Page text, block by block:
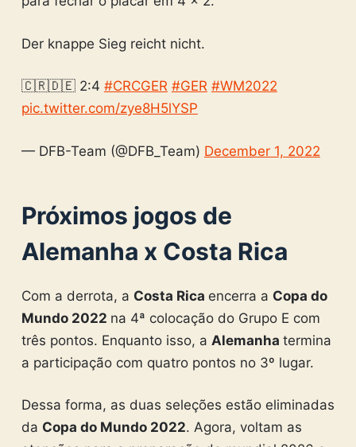
Der knappe Sieg reicht nicht.
🇨🇷🇩🇪 2:4 #CRCGER #GER #WM2022
pic.twitter.com/zye8H5lYSP
— DFB-Team (@DFB_Team) December 1, 2022
Próximos jogos de
Alemanha x Costa Rica
Com a derrota, a Costa Rica encerra a Copa do
Mundo 2022 na 4ª colocação do Grupo E com
três pontos. Enquanto isso, a Alemanha termina
a participação com quatro pontos no 3º lugar.
Dessa forma, as duas seleções estão eliminadas
da Copa do Mundo 2022. Agora, voltam as